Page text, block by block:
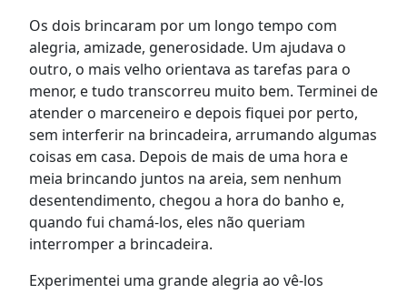
Os dois brincaram por um longo tempo com
alegria, amizade, generosidade. Um ajudava o
outro, o mais velho orientava as tarefas para o
menor, e tudo transcorreu muito bem. Terminei de
atender o marceneiro e depois fiquei por perto,
sem interferir na brincadeira, arrumando algumas
coisas em casa. Depois de mais de uma hora e
meia brincando juntos na areia, sem nenhum
desentendimento, chegou a hora do banho e,
quando fui chamá-los, eles não queriam
interromper a brincadeira.
Experimentei uma grande alegria ao vê-los